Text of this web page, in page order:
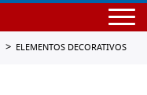
ELEMENTOS DECORATIVOS